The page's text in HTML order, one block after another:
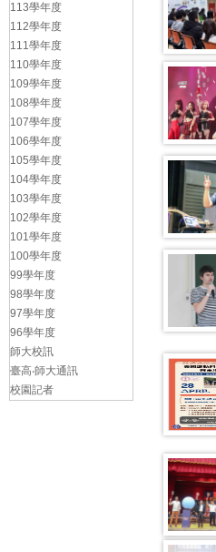
113學年度
112學年度
111學年度
110學年度
109學年度
108學年度
107學年度
106學年度
105學年度
104學年度
103學年度
102學年度
101學年度
100學年度
99學年度
98學年度
97學年度
96學年度
師大校訊
臺高‧師大通訊
校園記者